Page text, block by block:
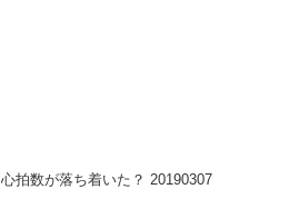
心拍数が落ち着いた？ 20190307